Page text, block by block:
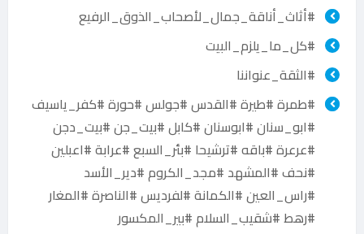
#أثاث_أناقة_جمال_لأصحاب_الذوق_الرفيع
#كل_ما_يلزم_البيت
#الثقة_عنواننا
#طمرة #طيرة #القدس #جولس #حورة #كفر_ياسيف
#ابو_سنان #ابوسنان #كابل #بيت_جن #بيت_دجن
#عرعرة #باقه #ترشيحا #بئر_السبع #عرابة #اعبلين
#نحف #المشهد #مجد_الكروم #دير_الأسد
#راس_العين #الكمانة #لفرديس #الناصرة #المغار
#رهط #شقيب_السلام #بير_المكسور